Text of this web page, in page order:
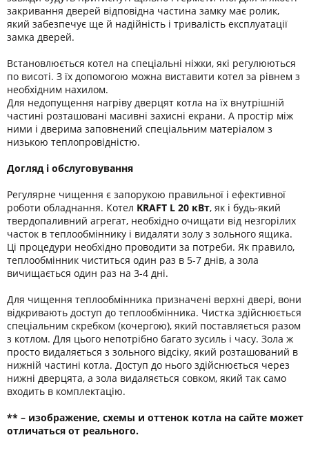
закривання дверей відповідна частина замку має ролик,
який забезпечує ще й надійність і тривалість експлуатації
замка дверей.
Встановлюється котел на спеціальні ніжки, які регулюються
по висоті. З їх допомогою можна виставити котел за рівнем з
необхідним нахилом.
Для недопущення нагріву дверцят котла на їх внутрішній
частині розташовані масивні захисні екрани. А простір між
ними і дверима заповнений спеціальним матеріалом з
низькою теплопровідністю.
Догляд і обслуговування
Регулярне чищення є запорукою правильної і ефективної
роботи обладнання. Котел KRAFT L 20 кВт, як і будь-який
твердопаливний агрегат, необхідно очищати від незгорілих
часток в теплообміннику і видаляти золу з зольного ящика.
Ці процедури необхідно проводити за потреби. Як правило,
теплообмінник чиститься один раз в 5-7 днів, а зола
вичищається один раз на 3-4 дні.
Для чищення теплообмінника призначені верхні двері, вони
відкривають доступ до теплообмінника. Чистка здійснюється
спеціальним скребком (кочергою), який поставляється разом
з котлом. Для цього непотрібно багато зусиль і часу. Зола ж
просто видаляється з зольного відсіку, який розташований в
нижній частині котла. Доступ до нього здійснюється через
нижні дверцята, а зола видаляється совком, який так само
входить в комплектацію.
** – изображение, схемы и оттенок котла на сайте может
отличаться от реального.